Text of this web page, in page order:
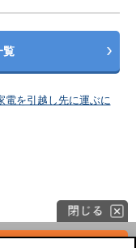
覧
電を引越し先に運ぶに